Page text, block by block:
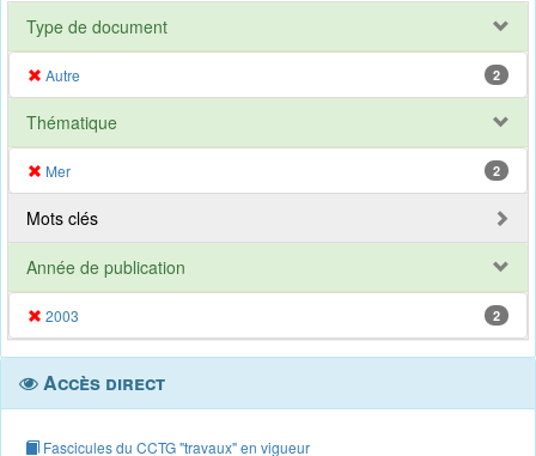
Type de document
Autre 2
Thématique
Mer 2
Mots clés
Année de publication
2003 2
Accès direct
Fascicules du CCTG "travaux" en vigueur